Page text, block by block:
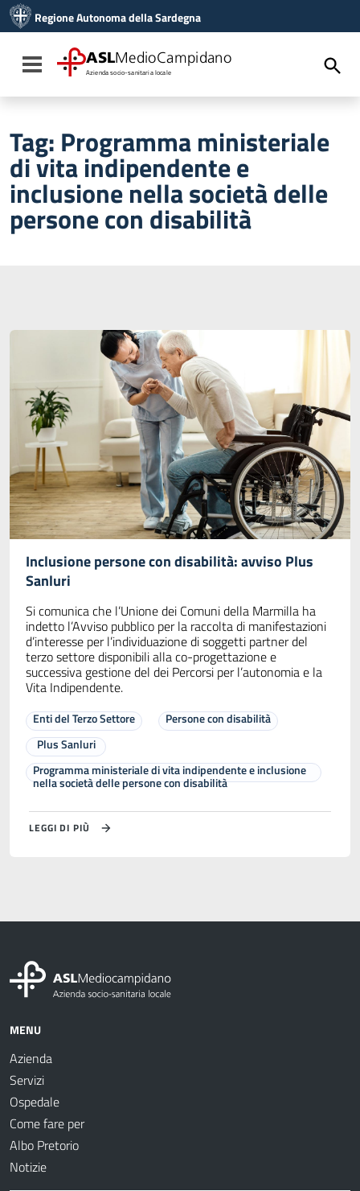
Vai al menu di navigazione
Vai al footer
Regione Autonoma della Sardegna
Toggle navigation
ASLMedioCampidano
Azienda socio-sanitaria locale
Tag: Programma ministeriale
di vita indipendente e
inclusione nella società delle
persone con disabilità
Inclusione persone con disabilità: avviso Plus
Sanluri
Si comunica che l’Unione dei Comuni della Marmilla ha
indetto l’Avviso pubblico per la raccolta di manifestazioni
d’interesse per l’individuazione di soggetti partner del
terzo settore disponibili alla co-progettazione e
successiva gestione del dei Percorsi per l’autonomia e la
Vita Indipendente.
Enti del Terzo Settore
Persone con disabilità
Plus Sanluri
Programma ministeriale di vita indipendente e inclusione
nella società delle persone con disabilità
LEGGI DI PIÙ
MENU
Azienda
Servizi
Ospedale
Come fare per
Albo Pretorio
Notizie